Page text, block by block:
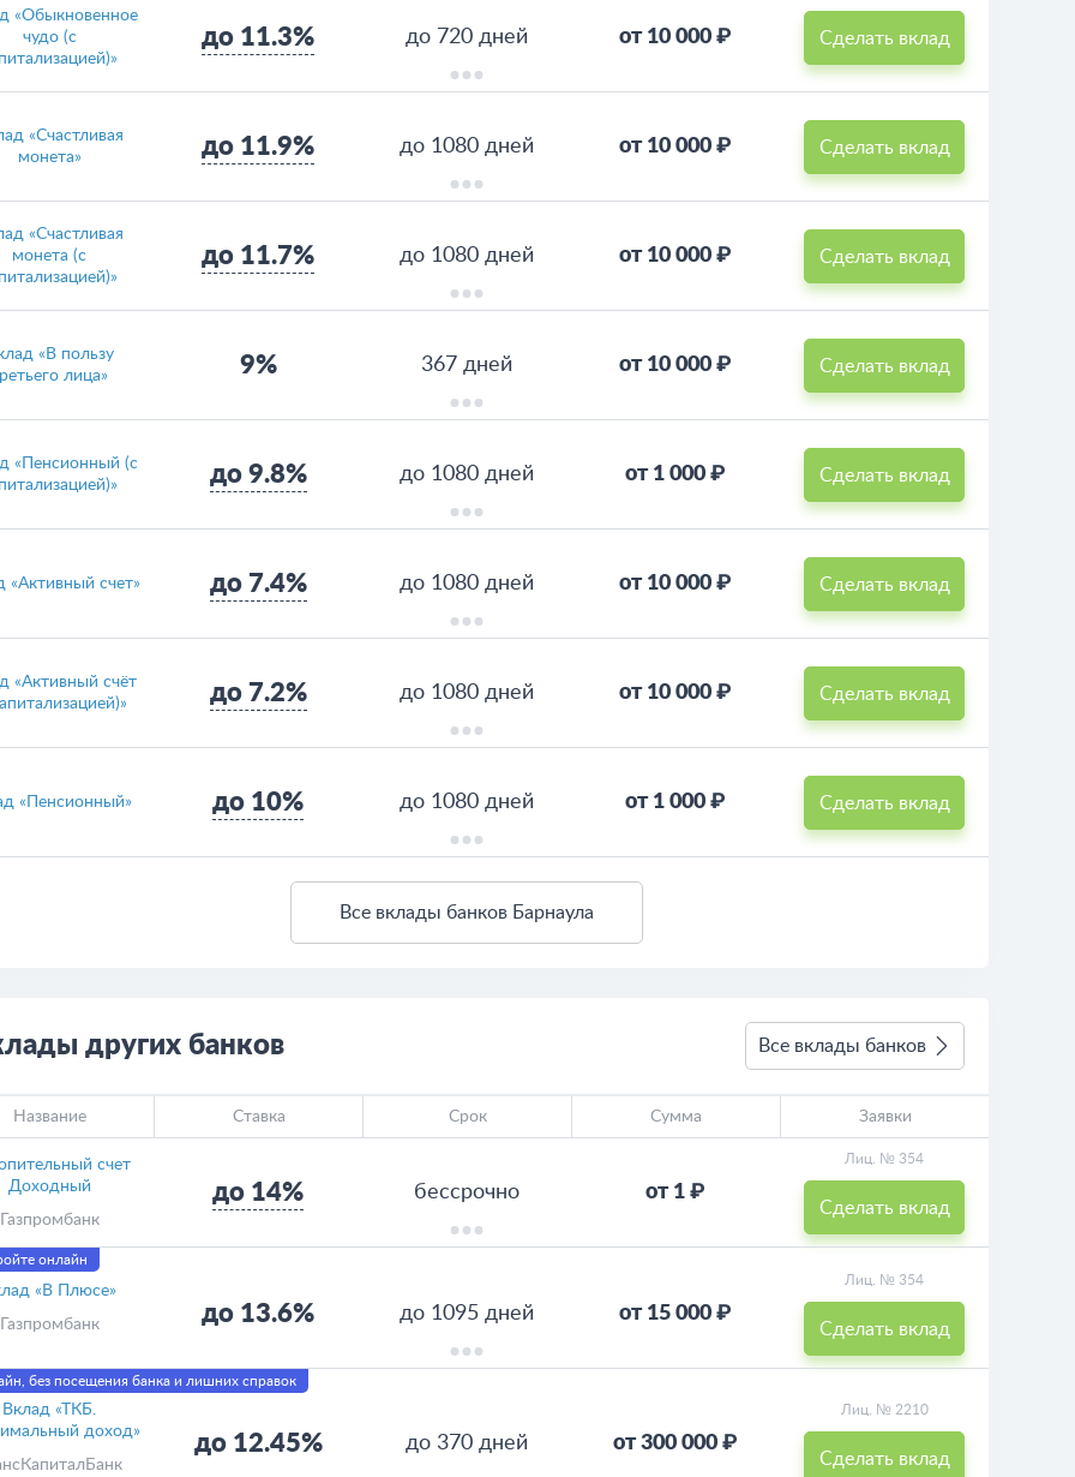
«Обыкновенное
чудо (с
до 11.3% до 720 дней от 10 000 ₽ Сделать вклад
«Счастливая
монета»
до 11.9% до 1080 дней от 10 000 ₽ Сделать вклад
«Счастливая
монета (с
до 11.7% до 1080 дней от 10 000 ₽ Сделать вклад
«В пользу
лица»
9% 367 дней от 10 000 ₽ Сделать вклад
«Пенсионный (с
до 9.8% до 1080 дней от 1 000 ₽ Сделать вклад
«Активный счет» до 7.4% до 1080 дней от 10 000 ₽ Сделать вклад
«Активный счёт
до 7.2% до 1080 дней от 10 000 ₽ Сделать вклад
«Пенсионный» до 10% до 1080 дней от 1 000 ₽ Сделать вклад
Все вклады банков Барнаула
других банков Все вклады банков
Название Ставка Срок Сумма Заявки
счет
Доходный
Газпромбанк
до 14% бессрочно от 1 ₽
Лиц. № 354
Сделать вклад
онлайн
«В Плюсе»
Газпромбанк
до 13.6% до 1095 дней от 15 000 ₽
Лиц. № 354
Сделать вклад
без посещения банка и лишних справок
Вклад «ТКБ.
доход»
до 12.45% до 370 дней от 300 000 ₽
Лиц. № 2210
Сделать вклад